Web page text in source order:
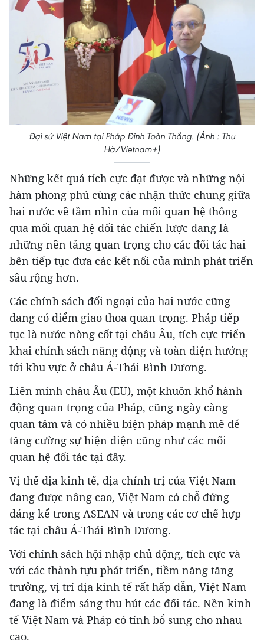
Đại sứ Việt Nam tại Pháp Đinh Toàn Thắng. (Ảnh : Thu
Hà/Vietnam+)
Những kết quả tích cực đạt được và những nội
hàm phong phú cùng các nhận thức chung giữa
hai nước về tầm nhìn của mối quan hệ thông
qua mối quan hệ đối tác chiến lược đang là
những nền tảng quan trọng cho các đối tác hai
bên tiếp tục đưa các kết nối của mình phát triển
sâu rộng hơn.
Các chính sách đối ngoại của hai nước cũng
đang có điểm giao thoa quan trọng. Pháp tiếp
tục là nước nòng cốt tại châu Âu, tích cực triển
khai chính sách năng động và toàn diện hướng
tới khu vực ở châu Á-Thái Bình Dương.
Liên minh châu Âu (EU), một khuôn khổ hành
động quan trọng của Pháp, cũng ngày càng
quan tâm và có nhiều biện pháp mạnh mẽ để
tăng cường sự hiện diện cũng như các mối
quan hệ đối tác tại đây.
Vị thế địa kinh tế, địa chính trị của Việt Nam
đang được nâng cao, Việt Nam có chỗ đứng
đáng kể trong ASEAN và trong các cơ chế hợp
tác tại châu Á-Thái Bình Dương.
Với chính sách hội nhập chủ động, tích cực và
với các thành tựu phát triển, tiềm năng tăng
trưởng, vị trí địa kinh tế rất hấp dẫn, Việt Nam
đang là điểm sáng thu hút các đối tác. Nền kinh
tế Việt Nam và Pháp có tính bổ sung cho nhau
cao.